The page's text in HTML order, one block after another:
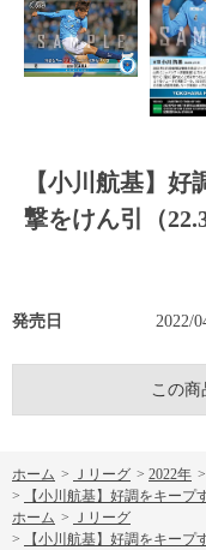
【小川航基】
撃をけん引（
発売日 2022/
この
ホーム > Ｊリーグ > 2022年 >
>
【小川航基】好調をキープ
ホーム >
Ｊリーグ
>
【小川航基】好調をキープ